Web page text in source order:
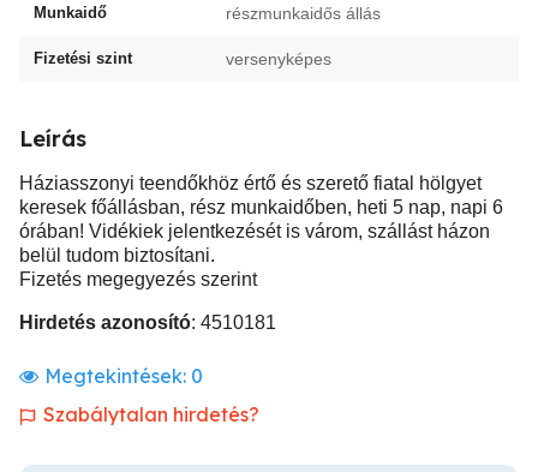
Munkaidő részmunkaidős állás
Fizetési szint versenyképes
Leírás
Háziasszonyi teendőkhöz értő és szerető fiatal hölgyet
keresek főállásban, rész munkaidőben, heti 5 nap, napi 6
órában! Vidékiek jelentkezését is várom, szállást házon
belül tudom biztosítani.
Fizetés megegyezés szerint
Hirdetés azonosító: 4510181
Megtekintések: 0
Szabálytalan hirdetés?